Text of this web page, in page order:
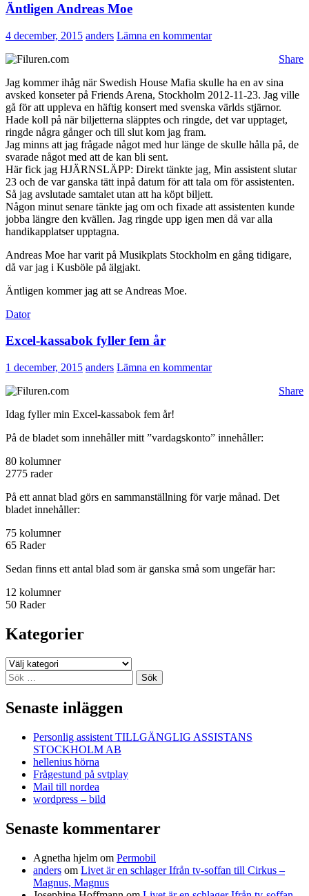
Äntligen Andreas Moe
4 december, 2015 anders Lämna en kommentar
Share
Jag kommer ihåg när Swedish House Mafia skulle ha en av sina
avsked konseter på Friends Arena, Stockholm 2012-11-23. Jag ville
gå för att uppleva en häftig konsert med svenska världs stjärnor.
Hade koll på när biljetterna släpptes och ringde, det var upptaget,
ringde några gånger och till slut kom jag fram.
Jag minns att jag frågade något med hur länge de skulle hålla på, de
svarade något med att de kan bli sent.
Här fick jag HJÄRNSLÄPP: Direkt tänkte jag, Min assistent slutar
23 och de var ganska tätt inpå datum för att tala om för assistenten.
Så jag avslutade samtalet utan att ha köpt biljett.
Någon minut senare tänkte jag om och fixade att assistenten kunde
jobba längre den kvällen. Jag ringde upp igen men då var alla
handikapplatser upptagna.
Andreas Moe har varit på Musikplats Stockholm en gång tidigare,
då var jag i Kusböle på älgjakt.
Äntligen kommer jag att se Andreas Moe.
Dator
Excel-kassabok fyller fem år
1 december, 2015 anders Lämna en kommentar
Share
Idag fyller min Excel-kassabok fem år!
På de bladet som innehåller mitt ”vardagskonto” innehåller:
80 kolumner
2775 rader
På ett annat blad görs en sammanställning för varje månad. Det
bladet innehåller:
75 kolumner
65 Rader
Sedan finns ett antal blad som är ganska små som ungefär har:
12 kolumner
50 Rader
Kategorier
Kategorier
Sök
efter:
Senaste inläggen
Personlig assistent TILLGÄNGLIG ASSISTANS
STOCKHOLM AB
hellenius hörna
Frågestund på svtplay
Mail till nordea
wordpress – bild
Senaste kommentarer
Agnetha hjelm om Permobil
anders om Livet är en schlager Ifrån tv-soffan till Cirkus –
Magnus, Magnus